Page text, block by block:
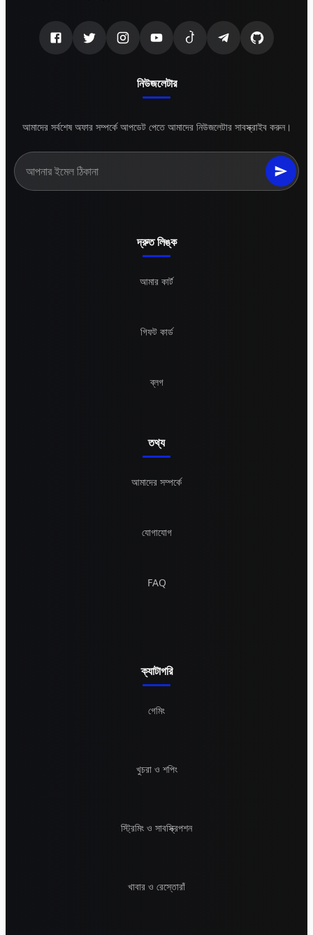
নিউজলেটার
আমাদের সর্বশেষ অফার সম্পর্কে আপডেট পেতে আমাদের নিউজলেটার সাবস্ক্রাইব করুন।
দ্রুত লিঙ্ক
আমার কার্ট
গিফট কার্ড
ব্লগ
তথ্য
আমাদের সম্পর্কে
যোগাযোগ
FAQ
ক্যাটাগরি
গেমিং
খুচরা ও শপিং
স্ট্রিমিং ও সাবস্ক্রিপশন
খাবার ও রেস্তোরাঁ